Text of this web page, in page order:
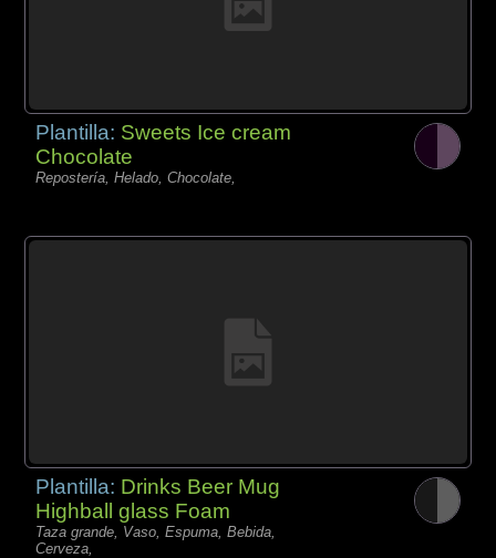
Plantilla: Sweets Ice cream
Chocolate
Repostería, Helado, Chocolate,
Plantilla: Drinks Beer Mug
Highball glass Foam
Taza grande, Vaso, Espuma, Bebida,
Cerveza,